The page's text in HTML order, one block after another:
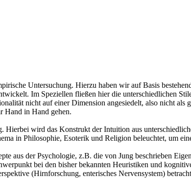
Untersuchung. Hierzu haben wir auf Basis
Im Speziellen fließen hier die unterschiedlichen
nicht auf einer Dimension angesiedelt, also nicht
Hand in Hand gehen.
wird das Konstrukt der Intuition aus
in Philosophie, Esoterik und Religion beleuchtet, um
aus der Psychologie, z.B. die von Jung beschrieben
bei den bisher bekannten Heuristiken und
(Hirnforschung, enterisches Nervensystem)